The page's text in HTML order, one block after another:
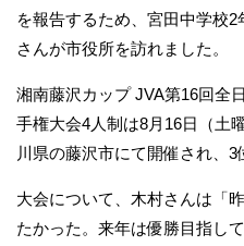
を報告するため、宮田中学校
さんが市役所を訪れました。
湘南藤沢カップ JVA第16回全
手権大会4人制は8月16日（土
川県の藤沢市にて開催され、3
大会について、木村さんは「
たかった。来年は優勝目指し